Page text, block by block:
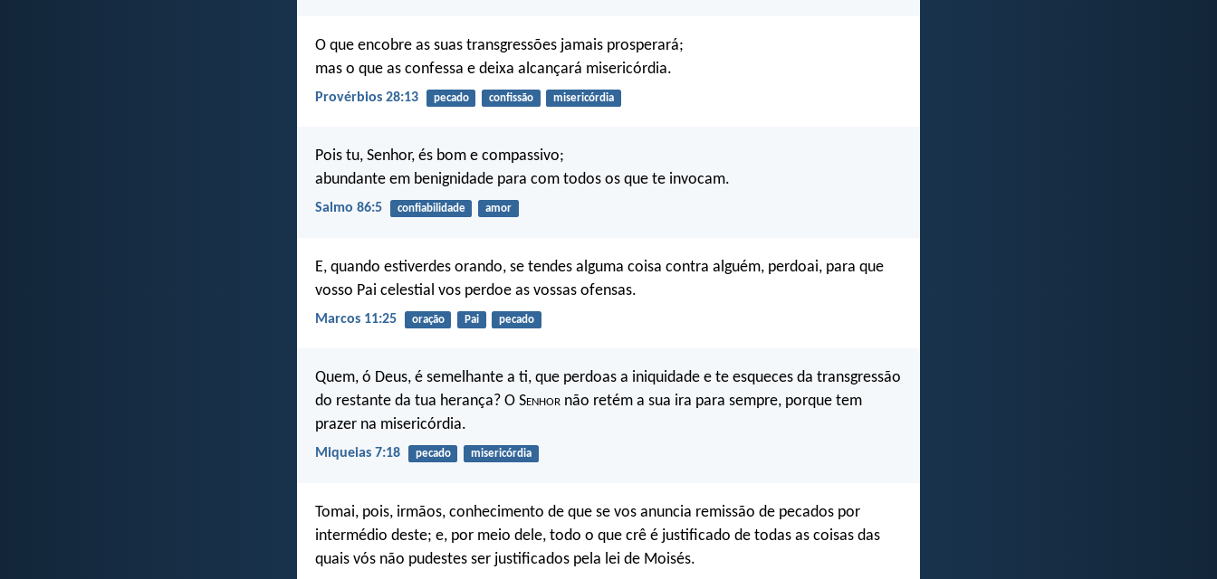
O que encobre as suas transgressões jamais prosperará;
mas o que as confessa e deixa alcançará misericórdia.
Provérbios 28:13 pecado confissão misericórdia
Pois tu, Senhor, és bom e compassivo;
abundante em benignidade para com todos os que te invocam.
Salmo 86:5 confiabilidade amor
E, quando estiverdes orando, se tendes alguma coisa contra alguém, perdoai, para que
vosso Pai celestial vos perdoe as vossas ofensas.
Marcos 11:25 oração Pai pecado
Quem, ó Deus, é semelhante a ti, que perdoas a iniquidade e te esqueces da transgressão
do restante da tua herança? O Senhor não retém a sua ira para sempre, porque tem
prazer na misericórdia.
Miqueias 7:18 pecado misericórdia
Tomai, pois, irmãos, conhecimento de que se vos anuncia remissão de pecados por
intermédio deste; e, por meio dele, todo o que crê é justificado de todas as coisas das
quais vós não pudestes ser justificados pela lei de Moisés.